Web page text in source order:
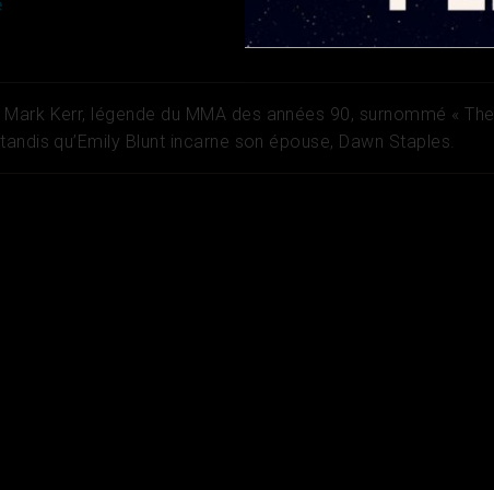
Kerr, légende du MMA des années 90, surnommé « The
qu’Emily Blunt incarne son épouse, Dawn Staples.